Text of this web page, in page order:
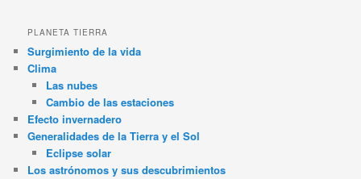
PLANETA TIERRA
Surgimiento de la vida
Clima
Las nubes
Cambio de las estaciones
Efecto invernadero
Generalidades de la Tierra y el Sol
Eclipse solar
Los astrónomos y sus descubrimientos